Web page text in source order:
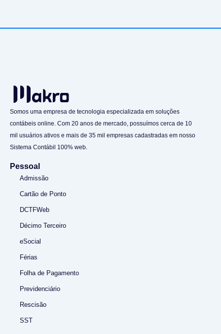
Somos uma empresa de tecnologia especializada em soluções
contábeis online. Com 20 anos de mercado, possuímos cerca de 10
mil usuários ativos e mais de 35 mil empresas cadastradas em nosso
Sistema Contábil 100% web.
Pessoal
Admissão
Cartão de Ponto
DCTFWeb
Décimo Terceiro
eSocial
Férias
Folha de Pagamento
Previdenciário
Rescisão
SST